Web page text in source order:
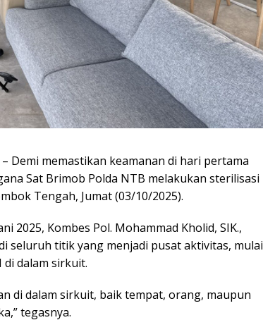
Demi memastikan keamanan di hari pertama
Sat Brimob Polda NTB melakukan sterilisasi
Tengah, Jumat (03/10/2025).
2025, Kombes Pol. Mohammad Kholid, SIK.,
seluruh titik yang menjadi pusat aktivitas, mulai
dalam sirkuit.
di dalam sirkuit, baik tempat, orang, maupun
tegasnya.